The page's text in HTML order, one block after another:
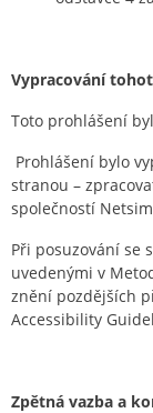
Vypracování
Toto prohlášení
Prohlášení bylo
stranou –
společností
Při posuzování se
uvedenými v
znění pozdějších
Accessibility
Zpětná vazba a